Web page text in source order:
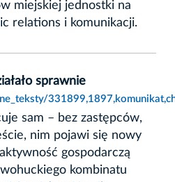
miejskiej jednostki na
relations i komunikacji.
sprawnie
sam – bez zastępców,
nim pojawi się nowy
gospodarczą
kombinatu